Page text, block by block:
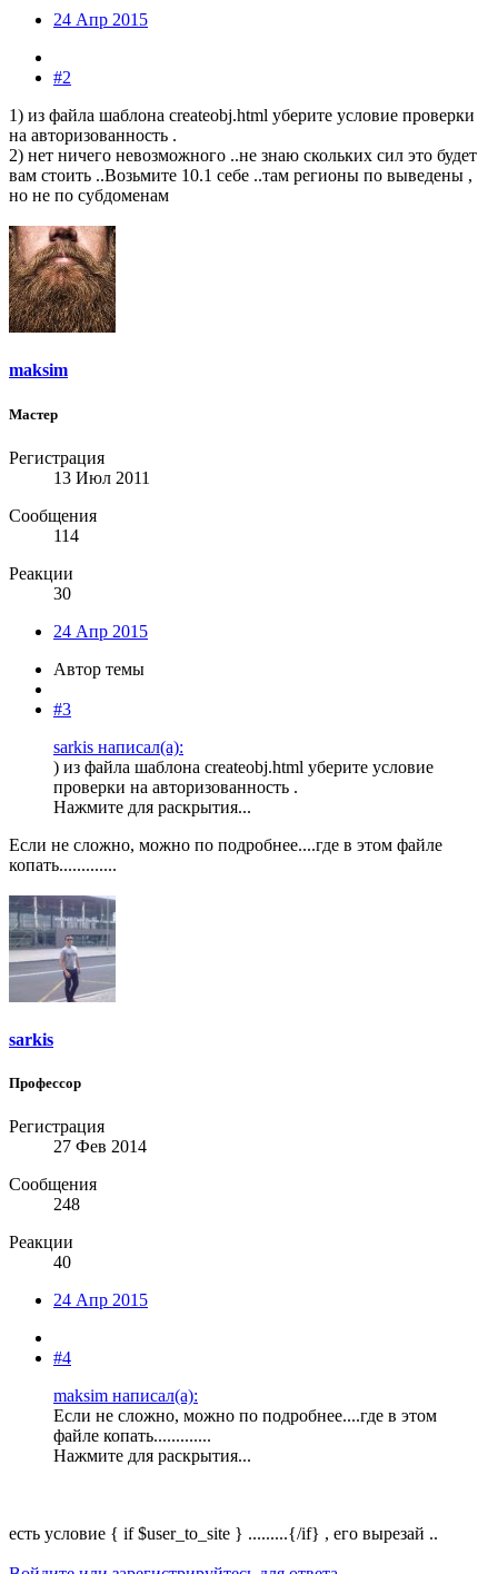
24 Апр 2015
#2
1) из файла шаблона createobj.html уберите условие проверки
на авторизованность .
2) нет ничего невозможного ..не знаю скольких сил это будет
вам стоить ..Возьмите 10.1 себе ..там регионы по выведены ,
но не по субдоменам
maksim
Мастер
Регистрация
13 Июл 2011
Сообщения
114
Реакции
30
24 Апр 2015
Автор темы
#3
sarkis написал(а):
) из файла шаблона createobj.html уберите условие
проверки на авторизованность .
Нажмите для раскрытия...
Если не сложно, можно по подробнее....где в этом файле
копать.............
sarkis
Профессор
Регистрация
27 Фев 2014
Сообщения
248
Реакции
40
24 Апр 2015
#4
maksim написал(а):
Если не сложно, можно по подробнее....где в этом
файле копать.............
Нажмите для раскрытия...
есть условие { if $user_to_site } .........{/if} , его вырезай ..